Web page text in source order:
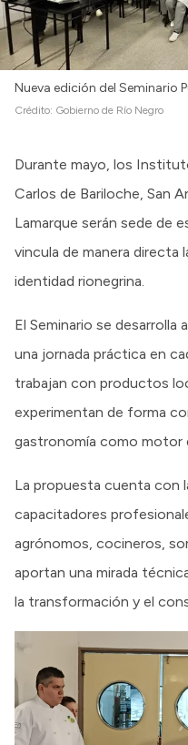
Nueva edición del Seminario
Crédito: Gobierno de Río Negro
Durante mayo, los
Carlos de Bariloche, San
Lamarque serán sede de
vincula de manera directa
identidad rionegrina.
El Seminario se desarrolla
una jornada práctica en
trabajan con productos
experimentan de forma
gastronomía como motor
La propuesta cuenta con
capacitadores
agrónomos, cocineros,
aportan una mirada
la transformación y el